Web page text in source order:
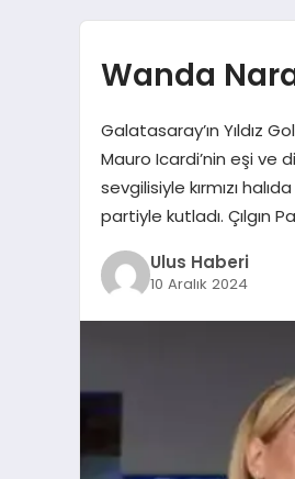
Wanda
Galatasaray’ın Yıldız
Mauro Icardi’nin eşi ve
sevgilisiyle kırmızı
partiyle kutladı. Çılgın
Ulus Haberi
10 Aralık 2024